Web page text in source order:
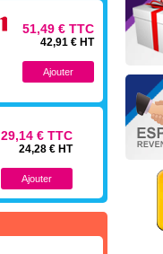
51,49 € TTC
42,91 € HT
29,14 € TTC
24,28 € HT